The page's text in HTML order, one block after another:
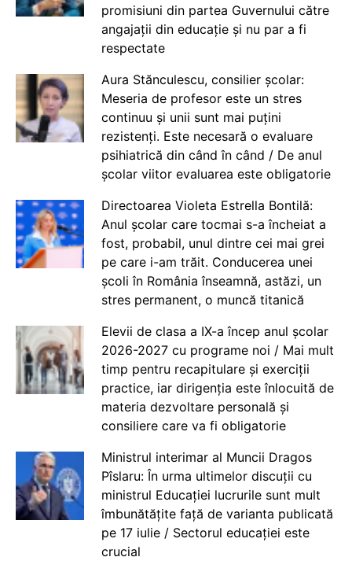
promisiuni din partea Guvernului către
angajații din educație și nu par a fi
respectate
Aura Stănculescu, consilier școlar:
Meseria de profesor este un stres
continuu și unii sunt mai puțini
rezistenți. Este necesară o evaluare
psihiatrică din când în când / De anul
școlar viitor evaluarea este obligatorie
Directoarea Violeta Estrella Bontilă:
Anul școlar care tocmai s-a încheiat a
fost, probabil, unul dintre cei mai grei
pe care i-am trăit. Conducerea unei
școli în România înseamnă, astăzi, un
stres permanent, o muncă titanică
Elevii de clasa a IX-a încep anul școlar
2026-2027 cu programe noi / Mai mult
timp pentru recapitulare și exerciții
practice, iar dirigenția este înlocuită de
materia dezvoltare personală și
consiliere care va fi obligatorie
Ministrul interimar al Muncii Dragos
Pîslaru: În urma ultimelor discuții cu
ministrul Educației lucrurile sunt mult
îmbunătățite față de varianta publicată
pe 17 iulie / Sectorul educației este
crucial